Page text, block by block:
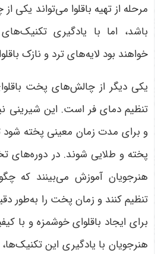
مرحله از تهیه باقلوا می‌تواند یکی
باشد، اما با یادگیری
خواهند بود لایه‌های ترد و نازک
یکی دیگر از چالش‌های پخت
تنظیم دمای فر است. این شیرینی
و برای مدت زمان معینی پخته شود
پخته و طلایی شوند. در دوره‌های
هنرجویان آموزش می‌بینند که
تنظیم کنند و زمان پخت را به‌طور
برای ایجاد باقلوای خوشمزه و با
هنرجویان با یادگیری این تکنیک‌ها،